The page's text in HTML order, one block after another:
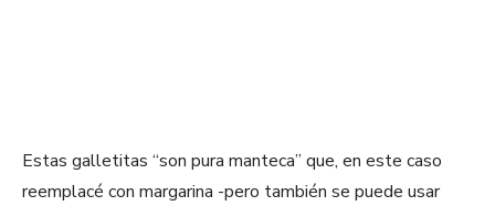
Estas galletitas “son pura manteca” que, en este caso
reemplacé con margarina -pero también se puede usar